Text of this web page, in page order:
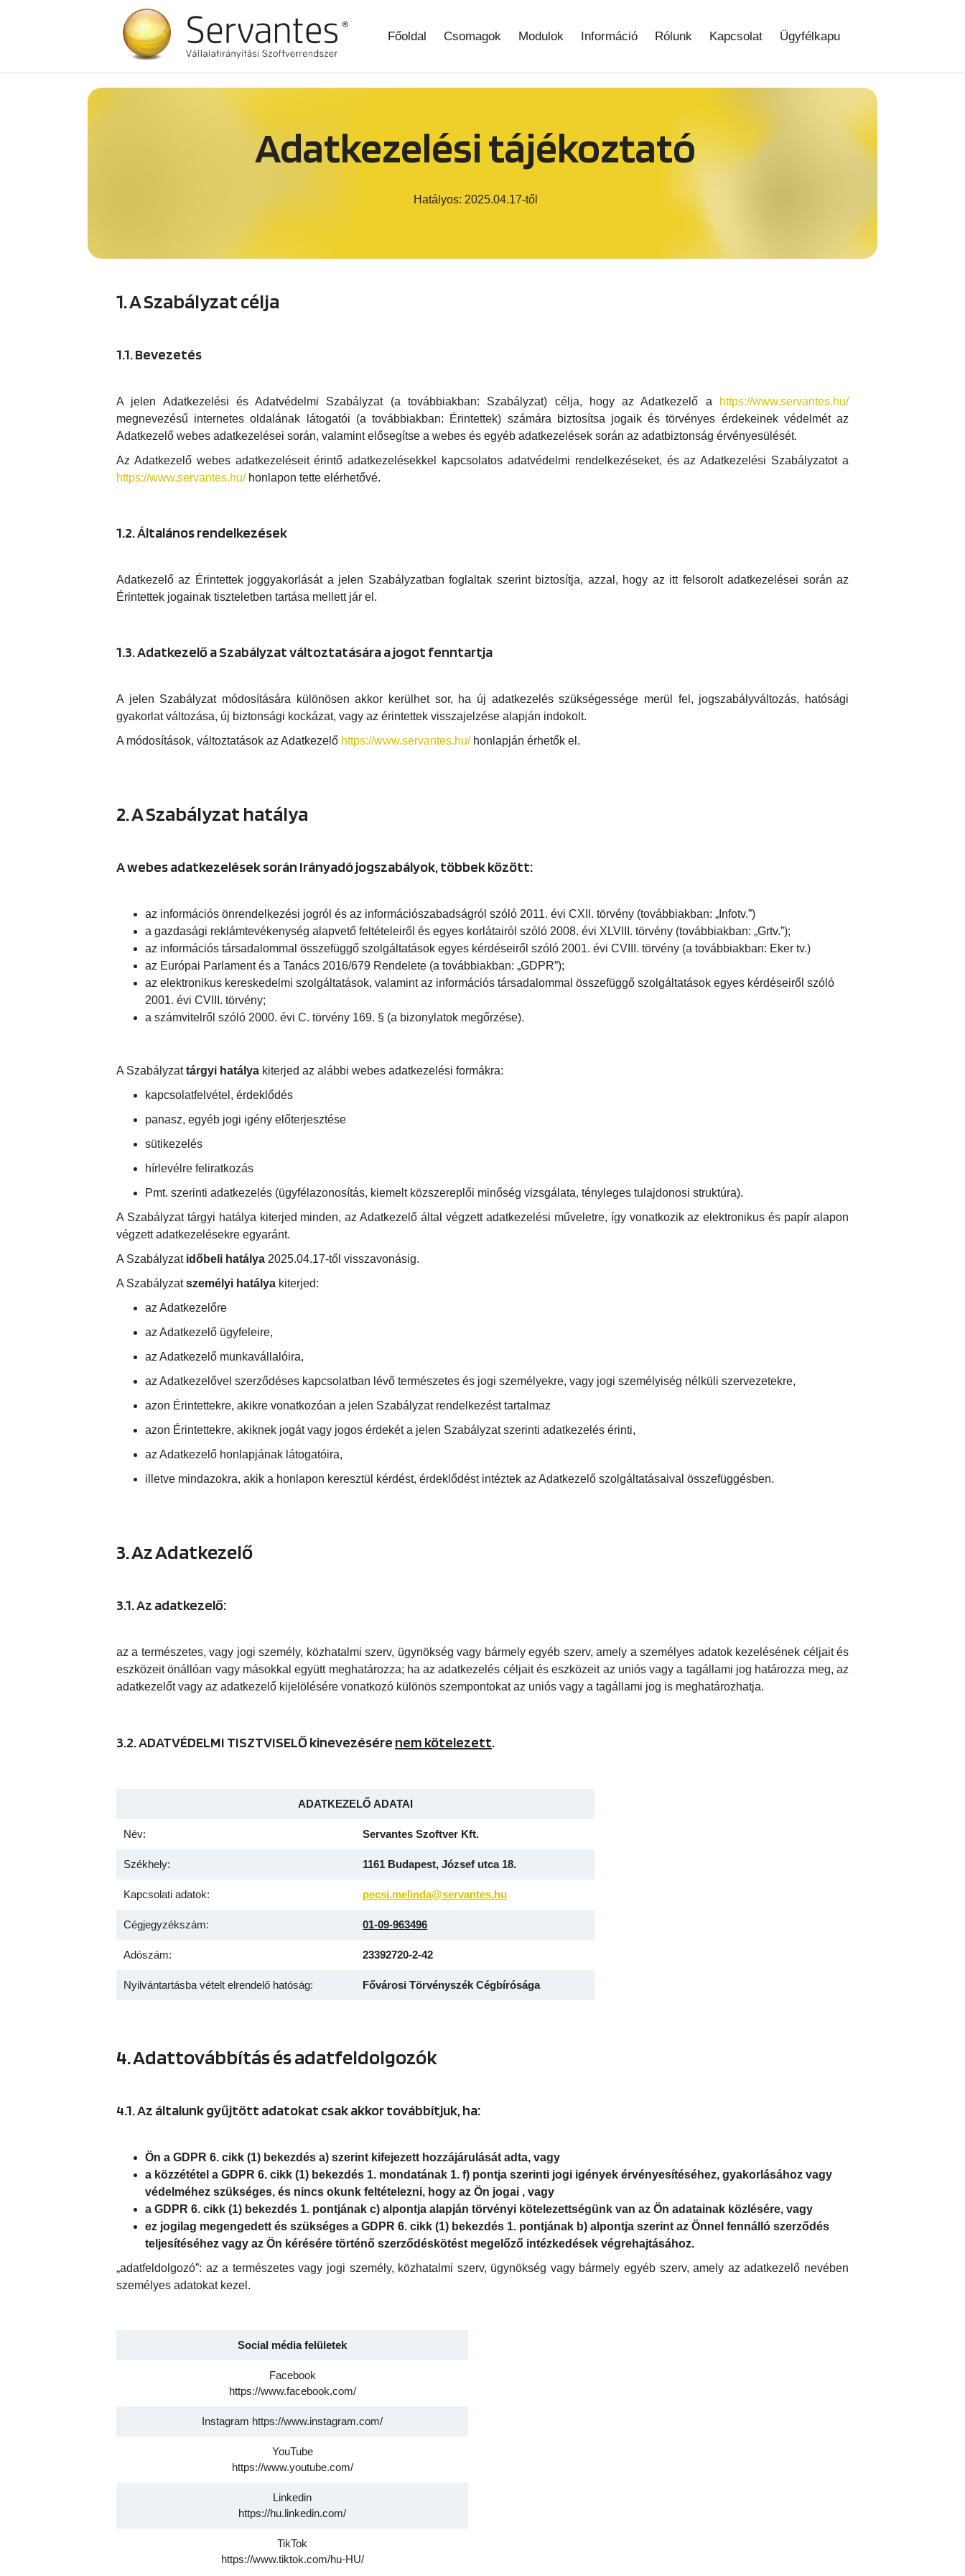
Főoldal Csomagok Modulok Információ Rólunk Kapcsolat Ügyfélkapu
Adatkezelési tájékoztató
Hatályos: 2025.04.17-től
1. A Szabályzat célja
1.1. Bevezetés
A jelen Adatkezelési és Adatvédelmi Szabályzat (a továbbiakban: Szabályzat) célja, hogy az Adatkezelő a
https://www.servantes.hu/
megnevezésű internetes oldalának látogatói (a továbbiakban: Érintettek) számára biztosítsa jogaik és törvényes érdekeinek védelmét az
Adatkezelő webes adatkezelései során, valamint elősegítse a webes és egyéb adatkezelések során az adatbiztonság érvényesülését.
Az Adatkezelő webes adatkezeléseit érintő adatkezelésekkel kapcsolatos adatvédelmi rendelkezéseket, és az Adatkezelési Szabályzatot a
https://www.servantes.hu/honlapon tette elérhetővé.
1.2. Általános rendelkezések
Adatkezelő az Érintettek joggyakorlását a jelen Szabályzatban foglaltak szerint biztosítja, azzal, hogy az itt felsorolt adatkezelései során az
Érintettek jogainak tiszteletben tartása mellett jár el.
1.3. Adatkezelő a Szabályzat változtatására a jogot fenntartja
A jelen Szabályzat módosítására különösen akkor kerülhet sor, ha új adatkezelés szükségessége merül fel, jogszabályváltozás, hatósági
gyakorlat változása, új biztonsági kockázat, vagy az érintettek visszajelzése alapján indokolt.
A módosítások, változtatások az Adatkezelő https://www.servantes.hu/honlapján érhetők el.
2. A Szabályzat hatálya
A webes adatkezelések során Irányadó jogszabályok, többek között:
az információs önrendelkezési jogról és az információszabadságról szóló 2011. évi CXII. törvény (továbbiakban: „Infotv.”)
a gazdasági reklámtevékenység alapvető feltételeiről és egyes korlátairól szóló 2008. évi XLVIII. törvény (továbbiakban: „Grtv.”);
az információs társadalommal összefüggő szolgáltatások egyes kérdéseiről szóló 2001. évi CVIII. törvény (a továbbiakban: Eker tv.)
az Európai Parlament és a Tanács 2016/679 Rendelete (a továbbiakban: „GDPR”);
az elektronikus kereskedelmi szolgáltatások, valamint az információs társadalommal összefüggő szolgáltatások egyes kérdéseiről szóló
2001. évi CVIII. törvény;
a számvitelről szóló 2000. évi C. törvény 169. § (a bizonylatok megőrzése).
A Szabályzattárgyi hatálya kiterjed az alábbi webes adatkezelési formákra:
kapcsolatfelvétel, érdeklődés
panasz, egyéb jogi igény előterjesztése
sütikezelés
hírlevélre feliratkozás
Pmt. szerinti adatkezelés (ügyfélazonosítás, kiemelt közszereplői minőség vizsgálata, tényleges tulajdonosi struktúra).
A Szabályzat tárgyi hatálya kiterjed minden, az Adatkezelő által végzett adatkezelési műveletre, így vonatkozik az elektronikus és papír alapon
végzett adatkezelésekre egyaránt.
A Szabályzat időbeli hatálya 2025.04.17-től visszavonásig.
A Szabályzatszemélyi hatálya kiterjed:
az Adatkezelőre
az Adatkezelő ügyfeleire,
az Adatkezelő munkavállalóira,
az Adatkezelővel szerződéses kapcsolatban lévő természetes és jogi személyekre, vagy jogi személyiség nélküli szervezetekre,
azon Érintettekre, akikre vonatkozóan a jelen Szabályzat rendelkezést tartalmaz
azon Érintettekre, akiknek jogát vagy jogos érdekét a jelen Szabályzat szerinti adatkezelés érinti,
az Adatkezelő honlapjának látogatóira,
illetve mindazokra, akik a honlapon keresztül kérdést, érdeklődést intéztek az Adatkezelő szolgáltatásaival összefüggésben.
3. Az Adatkezelő
3.1. Az adatkezelő:
az a természetes, vagy jogi személy, közhatalmi szerv, ügynökség vagy bármely egyéb szerv, amely a személyes adatok kezelésének céljait és
eszközeit önállóan vagy másokkal együtt meghatározza; ha az adatkezelés céljait és eszközeit az uniós vagy a tagállami jog határozza meg, az
adatkezelőt vagy az adatkezelő kijelölésére vonatkozó különös szempontokat az uniós vagy a tagállami jog is meghatározhatja.
3.2. ADATVÉDELMI TISZTVISELŐ kinevezésére nem kötelezett.
ADATKEZELŐ ADATAI
Név: Servantes Szoftver Kft.
Székhely: 1161 Budapest, József utca 18.
Kapcsolati adatok: pecsi.melinda@servantes.hu
Cégjegyzékszám: 01-09-963496
Adószám: 23392720-2-42
Nyilvántartásba vételt elrendelő hatóság: Fővárosi Törvényszék Cégbírósága
4. Adattovábbítás és adatfeldolgozók
4.1. Az általunk gyűjtött adatokat csak akkor továbbítjuk, ha:
Ön a GDPR 6. cikk (1) bekezdés a) szerint kifejezett hozzájárulását adta, vagy
a közzététel a GDPR 6. cikk (1) bekezdés 1. mondatának 1. f) pontja szerinti jogi igények érvényesítéséhez, gyakorlásához vagy
védelméhez szükséges, és nincs okunk feltételezni, hogy az Ön jogai , vagy
a GDPR 6. cikk (1) bekezdés 1. pontjának c) alpontja alapján törvényi kötelezettségünk van az Ön adatainak közlésére, vagy
ez jogilag megengedett és szükséges a GDPR 6. cikk (1) bekezdés 1. pontjának b) alpontja szerint az Önnel fennálló szerződés
teljesítéséhez vagy az Ön kérésére történő szerződéskötést megelőző intézkedések végrehajtásához.
„adatfeldolgozó”: az a természetes vagy jogi személy, közhatalmi szerv, ügynökség vagy bármely egyéb szerv, amely az adatkezelő nevében
személyes adatokat kezel.
Social média felületek
Facebook
https://www.facebook.com/
Instagram https://www.instagram.com/
YouTube
https://www.youtube.com/
Linkedin
https://hu.linkedin.com/
TikTok
https://www.tiktok.com/hu-HU/